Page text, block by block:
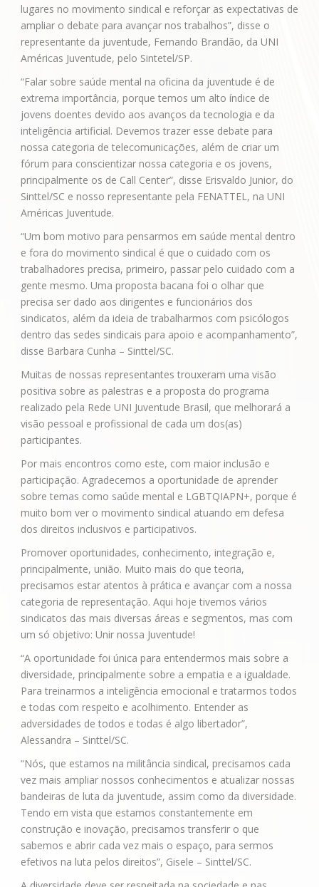
lugares no movimento sindical e reforçar as expectativas de
ampliar o debate para avançar nos trabalhos”, disse o
representante da juventude, Fernando Brandão, da UNI
Américas Juventude, pelo Sintetel/SP.
“Falar sobre saúde mental na oficina da juventude é de
extrema importância, porque temos um alto índice de
jovens doentes devido aos avanços da tecnologia e da
inteligência artificial. Devemos trazer esse debate para
nossa categoria de telecomunicações, além de criar um
fórum para conscientizar nossa categoria e os jovens,
principalmente os de Call Center”, disse Erisvaldo Junior, do
Sinttel/SC e nosso representante pela FENATTEL, na UNI
Américas Juventude.
“Um bom motivo para pensarmos em saúde mental dentro
e fora do movimento sindical é que o cuidado com os
trabalhadores precisa, primeiro, passar pelo cuidado com a
gente mesmo. Uma proposta bacana foi o olhar que
precisa ser dado aos dirigentes e funcionários dos
sindicatos, além da ideia de trabalharmos com psicólogos
dentro das sedes sindicais para apoio e acompanhamento”,
disse Barbara Cunha – Sinttel/SC.
Muitas de nossas representantes trouxeram uma visão
positiva sobre as palestras e a proposta do programa
realizado pela Rede UNI Juventude Brasil, que melhorará a
visão pessoal e profissional de cada um dos(as)
participantes.
Por mais encontros como este, com maior inclusão e
participação. Agradecemos a oportunidade de aprender
sobre temas como saúde mental e LGBTQIAPN+, porque é
muito bom ver o movimento sindical atuando em defesa
dos direitos inclusivos e participativos.
Promover oportunidades, conhecimento, integração e,
principalmente, união. Muito mais do que teoria,
precisamos estar atentos à prática e avançar com a nossa
categoria de representação. Aqui hoje tivemos vários
sindicatos das mais diversas áreas e segmentos, mas com
um só objetivo: Unir nossa Juventude!
“A oportunidade foi única para entendermos mais sobre a
diversidade, principalmente sobre a empatia e a igualdade.
Para treinarmos a inteligência emocional e tratarmos todos
e todas com respeito e acolhimento. Entender as
adversidades de todos e todas é algo libertador”,
Alessandra – Sinttel/SC.
“Nós, que estamos na militância sindical, precisamos cada
vez mais ampliar nossos conhecimentos e atualizar nossas
bandeiras de luta da juventude, assim como da diversidade.
Tendo em vista que estamos constantemente em
construção e inovação, precisamos transferir o que
sabemos e abrir cada vez mais o espaço, para sermos
efetivos na luta pelos direitos”, Gisele – Sinttel/SC.